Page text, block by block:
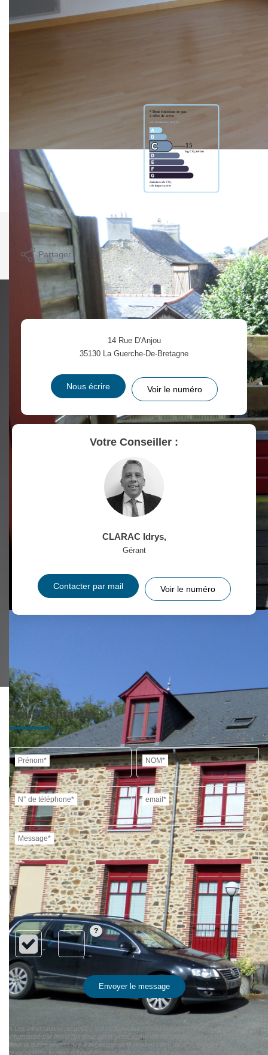
2007 se compose de 22 lots dont 8 lots d'habitation, les
charges annuelles sont de 272.24 euros.
Imprimer
Partager Calculer mon budget
14 Rue D'Anjou
35130 La Guerche-De-Bretagne
Nous écrire Voir le numéro
Votre Conseiller :
CLARAC Idrys,
Gérant
Contacter par mail Voir le numéro
Nous contacter
Prénom* NOM*
N° de téléphone* email*
Message*
Envoyer le message
« Les informations recueillies sur ce formulaire sont enregistrées dans un fichier
informatisé par ImmoTys pour gérer votre demande de contact. Elles sont conservées
pour la durée nécessaire à la gestion de la relation client dans le respect des
prescriptions légales applicables et sont destinées à nos conseillers Conformément à